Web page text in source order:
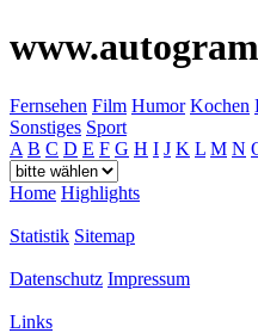
Fernsehen Film Humor Kochen
Sonstiges Sport
A B C D E F G H I J K L M N
Home Highlights
Statistik Sitemap
Datenschutz Impressum
Links